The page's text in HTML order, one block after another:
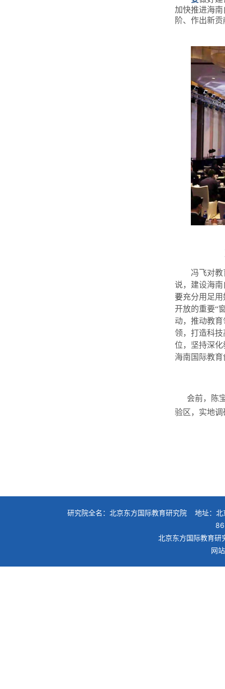
加快推进海
阶、作出新贡
冯飞对
说，建设海
要充分用足用
开放的重要“
动，推动教
领，打造科
位，坚持深
海南国际教
会前，陈宝
验区，实地
研究院全名：北京东方国际教育研究院 地址：
北京东方国际教育
网